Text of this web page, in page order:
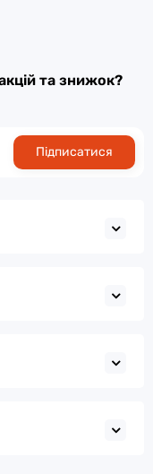
та знижок?
Підписатися